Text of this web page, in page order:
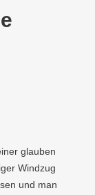
glauben
Windzug
und man